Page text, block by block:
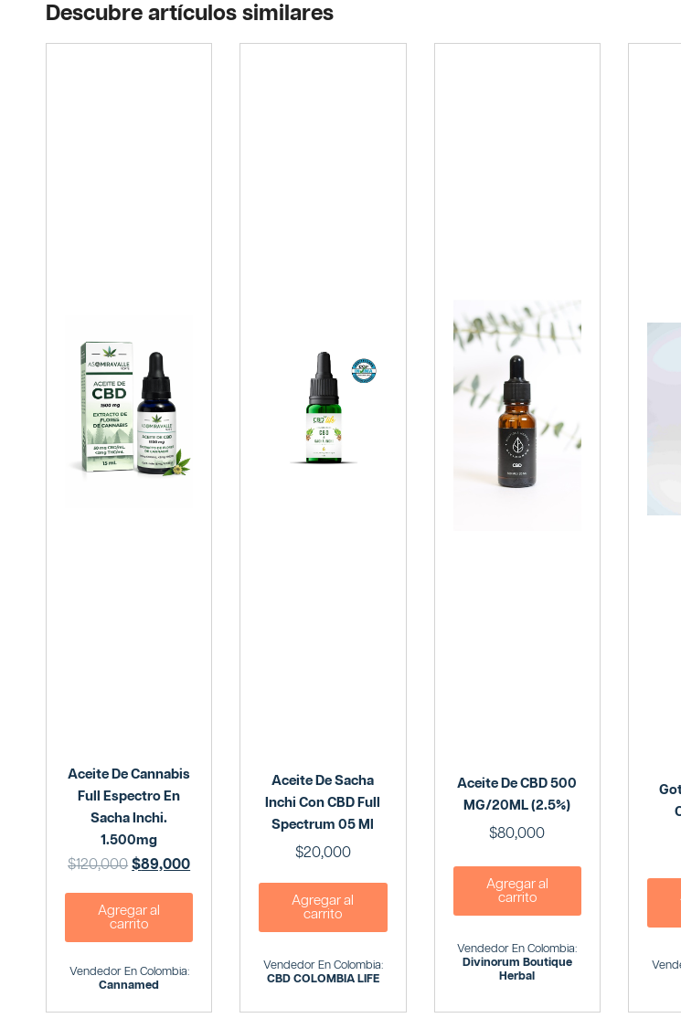
Descubre artículos similares
Aceite De Cannabis
Full Espectro En
Sacha Inchi.
1.500mg
$120,000 $89,000
Agregar al
carrito
Vendedor En Colombia:
Cannamed
Aceite De Sacha
Inchi Con CBD Full
Spectrum 05 Ml
$20,000
Agregar al
carrito
Vendedor En Colombia:
CBD COLOMBIA LIFE
Aceite De CBD 500
MG/20ML (2.5%)
$80,000
Agregar al
carrito
Vendedor En Colombia:
Divinorum Boutique
Herbal